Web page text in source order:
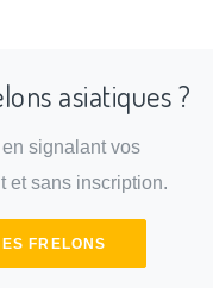
asiatiques ?
signalant vos
et sans inscription.
FRELONS